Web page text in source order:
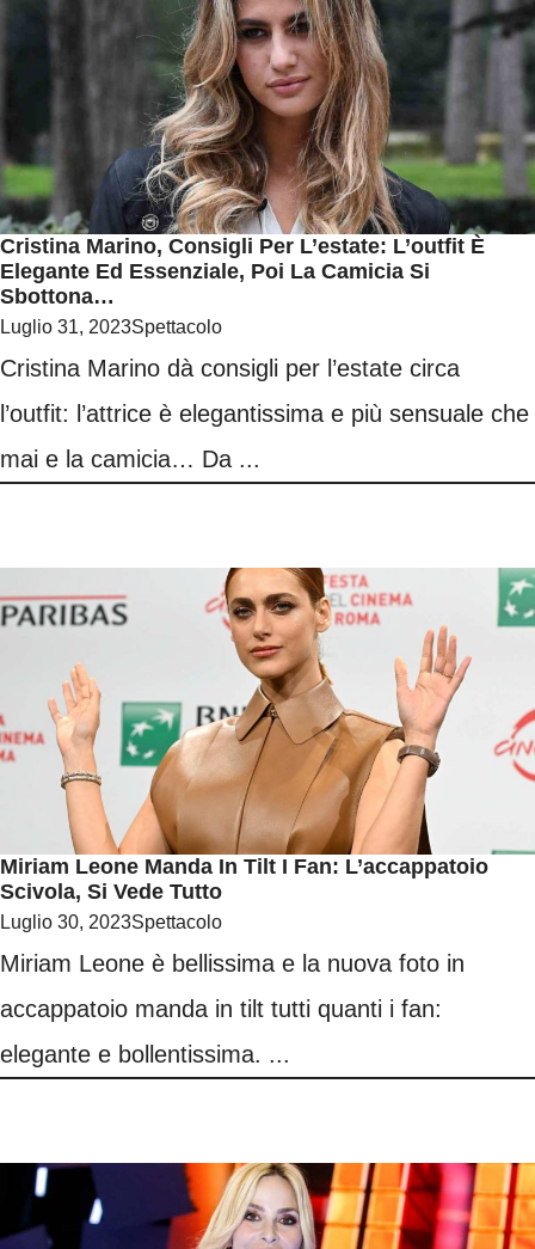
Cristina Marino, Consigli Per L’estate: L’outfit È
Elegante Ed Essenziale, Poi La Camicia Si
Sbottona…
Luglio 31, 2023Spettacolo
Cristina Marino dà consigli per l’estate circa
l’outfit: l’attrice è elegantissima e più sensuale che
mai e la camicia… Da ...
Miriam Leone Manda In Tilt I Fan: L’accappatoio
Scivola, Si Vede Tutto
Luglio 30, 2023Spettacolo
Miriam Leone è bellissima e la nuova foto in
accappatoio manda in tilt tutti quanti i fan:
elegante e bollentissima. ...